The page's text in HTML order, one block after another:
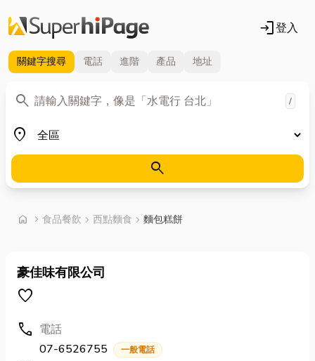
login登入
關鍵字搜尋 電話 進階 產品 地址
search
關鍵字 /
place
地區
search
home chevron_right 首頁
食品餐飲 chevron_right 西點麵食 chevron_right 麵包糕餅
豪佳味有限公司
favorite
call 電話
07-6526755
一般電話